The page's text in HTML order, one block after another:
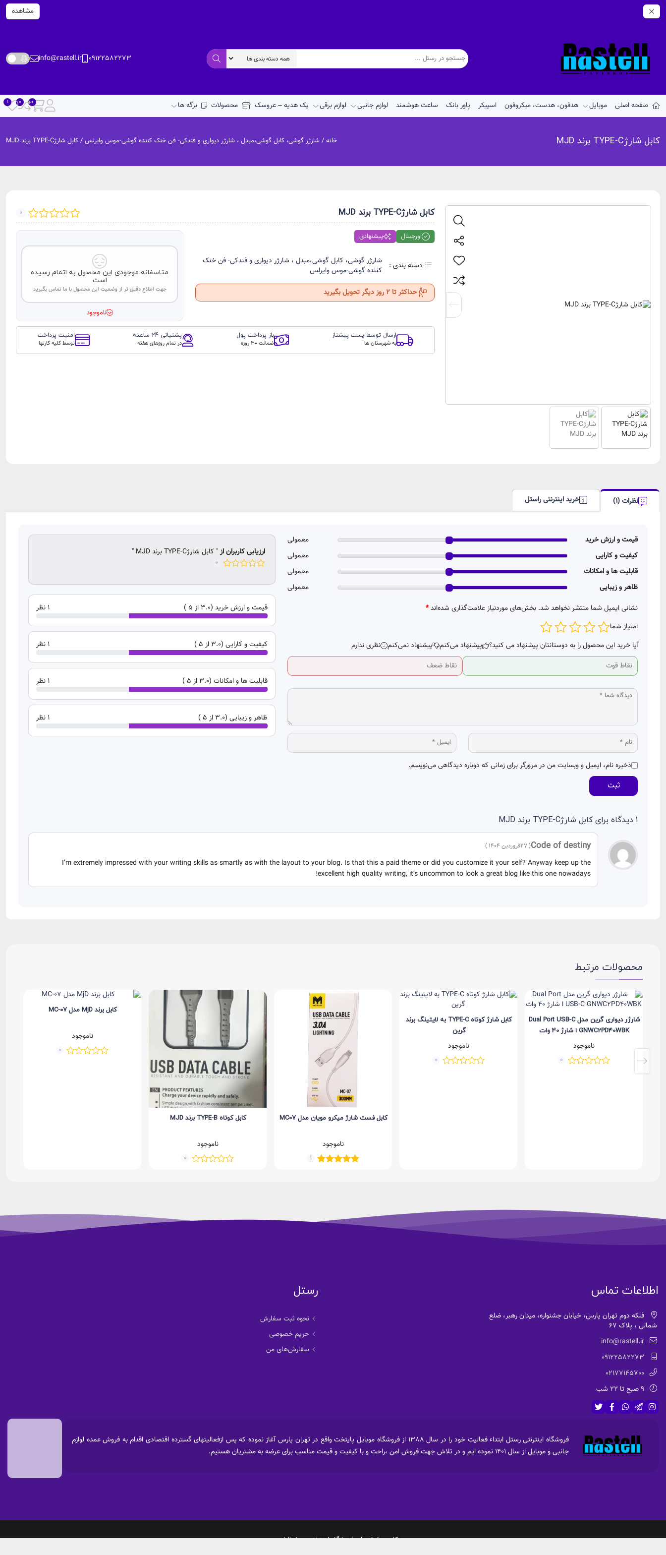
مشاهده
09122582273
info@rastell.ir
صفحه اصلی موبایل هدفون، هدست، میکروفون اسپیکر پاور بانک ساعت هوشمند لوازم جانبی لوازم برقی پک هدیه – عروسک محصولات برگه ها
کابل شارژTYPE-C برند MJD خانه / شارژر گوشی، کابل گوشی،مبدل ، شارژر دیواری و فندکی- فن خنک کننده گوشی-موس وایرلس / کابل شارژTYPE-C برند MJD
کابل شارژTYPE-C برند MJD 0
اورجینال پیشنهادی
دسته بندی :
شارژر گوشی، کابل گوشی،مبدل ، شارژر دیواری و فندکی- فن خنک
کننده گوشی-موس وایرلس
حداکثر تا 2 روز دیگر تحویل بگیرید
متاسفانه موجودی این محصول به اتمام رسیده
است
جهت اطلاع دقیق تر از وضعیت این محصول با ما تماس بگیرید
ناموجود
ارسال توسط پست پیشتاز
به شهرستان ها
باز پرداخت پول
ضمانت 30 روزه
پشتیانی 24 ساعته
در تمام روزهای هفته
امنیت پرداخت
توسط کلیه کارتها
نظرات (1) خرید اینترنتی راستل
قیمت و ارزش خرید
معمولی
کیفیت و کارایی
معمولی
قابلیت ها و امکانات
معمولی
ظاهر و زیبایی
معمولی
نشانی ایمیل شما منتشر نخواهد شد. بخش‌های موردنیاز علامت‌گذاری شده‌اند*
امتیاز شما
آیا خرید این محصول را به دوستانتان پیشنهاد می کنید؟
پیشنهاد می‌کنم پیشنهاد نمی‌کنم نظری ندارم
ذخیره نام، ایمیل و وبسایت من در مرورگر برای زمانی که دوباره دیدگاهی می‌نویسم.
ثبت
ارزیابی کاربران از" کابل شارژTYPE-C برند MJD "
0
قیمت و ارزش خرید (3.0 از 5 ) 1 نظر
کیفیت و کارایی (3.0 از 5 ) 1 نظر
قابلیت ها و امکانات (3.0 از 5 ) 1 نظر
ظاهر و زیبایی (3.0 از 5 ) 1 نظر
1 دیدگاه برای کابل شارژTYPE-C برند MJD
Code of destiny( 27فروردین 1404 )
I’m extremely impressed with your writing skills as smartly as with the layout to your blog. Is that this a paid theme or did you customize it your self? Anyway keep up the
excellent high quality writing, it’s uncommon to look a great blog like this one nowadays
!
محصولات مرتبط
شارژر دیواری گرین مدل Dual Port USB-C
GNWC2PD40WBK ا شارژ 40 وات
ناموجود
0
کابل شارژ کوتاه TYPE-C به لایتینگ برند
گرین
ناموجود
0
کابل فست شارژ میکرو مویان مدل MC07
ناموجود
1
کابل کوتاه TYPE-B برند MJD
ناموجود
0
کابل برند MjD مدل MC-07
ناموجود
0
اطلاعات تماس
فلکه دوم تهران پارس، خیابان جشنواره، میدان رهبر، ضلع
شمالی ، پلاک 67
info@rastell.ir
09122582273
02177145700
9 صبح تا 22 شب
رستل
نحوه ثبت سفارش
حریم خصوصی
سفارش‌های من
فروشگاه اینترنتی رستل ابتداء فعالیت خود را در سال 1388 از فروشگاه موبایل پایتخت واقع در تهران پارس آغاز نموده که پس ازفعالیتهای گسترده اقتصادی اقدام به فروش عمده لوازم
جانبی و موبایل از سال 1401 نموده ایم و در تلاش جهت فروش امن ،راحت و با کیفیت و قیمت مناسب برای عرضه به مشتریان هستیم.
کلیه حقوق برای فروشگاه اینترنتی محفوظ است .